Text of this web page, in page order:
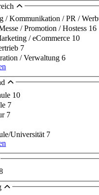
/ Kommunikation / PR /
/ Promotion / Hostess 16
/ eCommerce 10
7
/ Verwaltung 6
10
7
7
Universität 7